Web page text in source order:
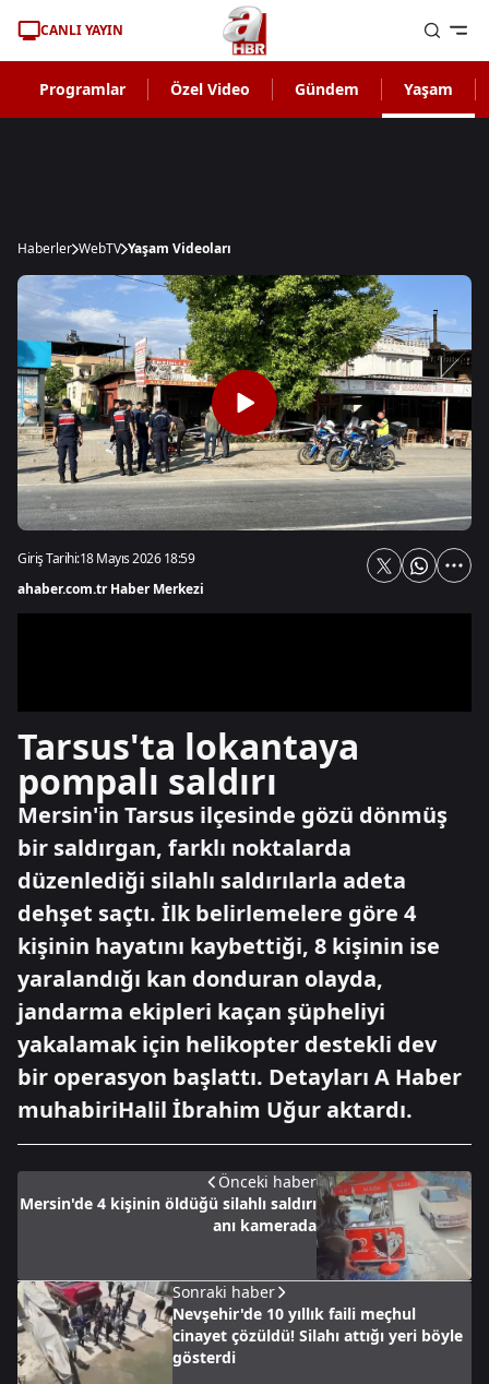
CANLI YAYIN
Programlar Özel Video Gündem Yaşam
Haberler WebTV Yaşam Videoları
Giriş Tarihi:18 Mayıs 2026 18:59
ahaber.com.tr Haber Merkezi
Tarsus'ta lokantaya
pompalı saldırı
Mersin'in Tarsus ilçesinde gözü dönmüş
bir saldırgan, farklı noktalarda
düzenlediği silahlı saldırılarla adeta
dehşet saçtı. İlk belirlemelere göre 4
kişinin hayatını kaybettiği, 8 kişinin ise
yaralandığı kan donduran olayda,
jandarma ekipleri kaçan şüpheliyi
yakalamak için helikopter destekli dev
bir operasyon başlattı. Detayları A Haber
muhabiriHalil İbrahim Uğur aktardı.
Önceki haber
Mersin'de 4 kişinin öldüğü silahlı saldırı
anı kamerada
Sonraki haber
Nevşehir'de 10 yıllık faili meçhul
cinayet çözüldü! Silahı attığı yeri böyle
gösterdi